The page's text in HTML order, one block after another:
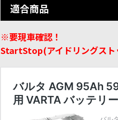
適合商品
※要現車確認！
StartStop(アイドリングスト